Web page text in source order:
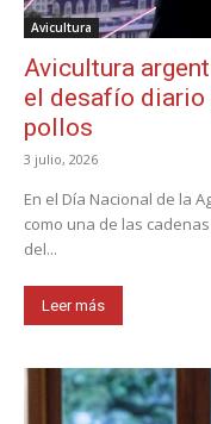
Avicultura
Avicultura
el desafío
pollos
3 julio, 2026
En el Día Nacional de la
como una de las
del...
Leer más